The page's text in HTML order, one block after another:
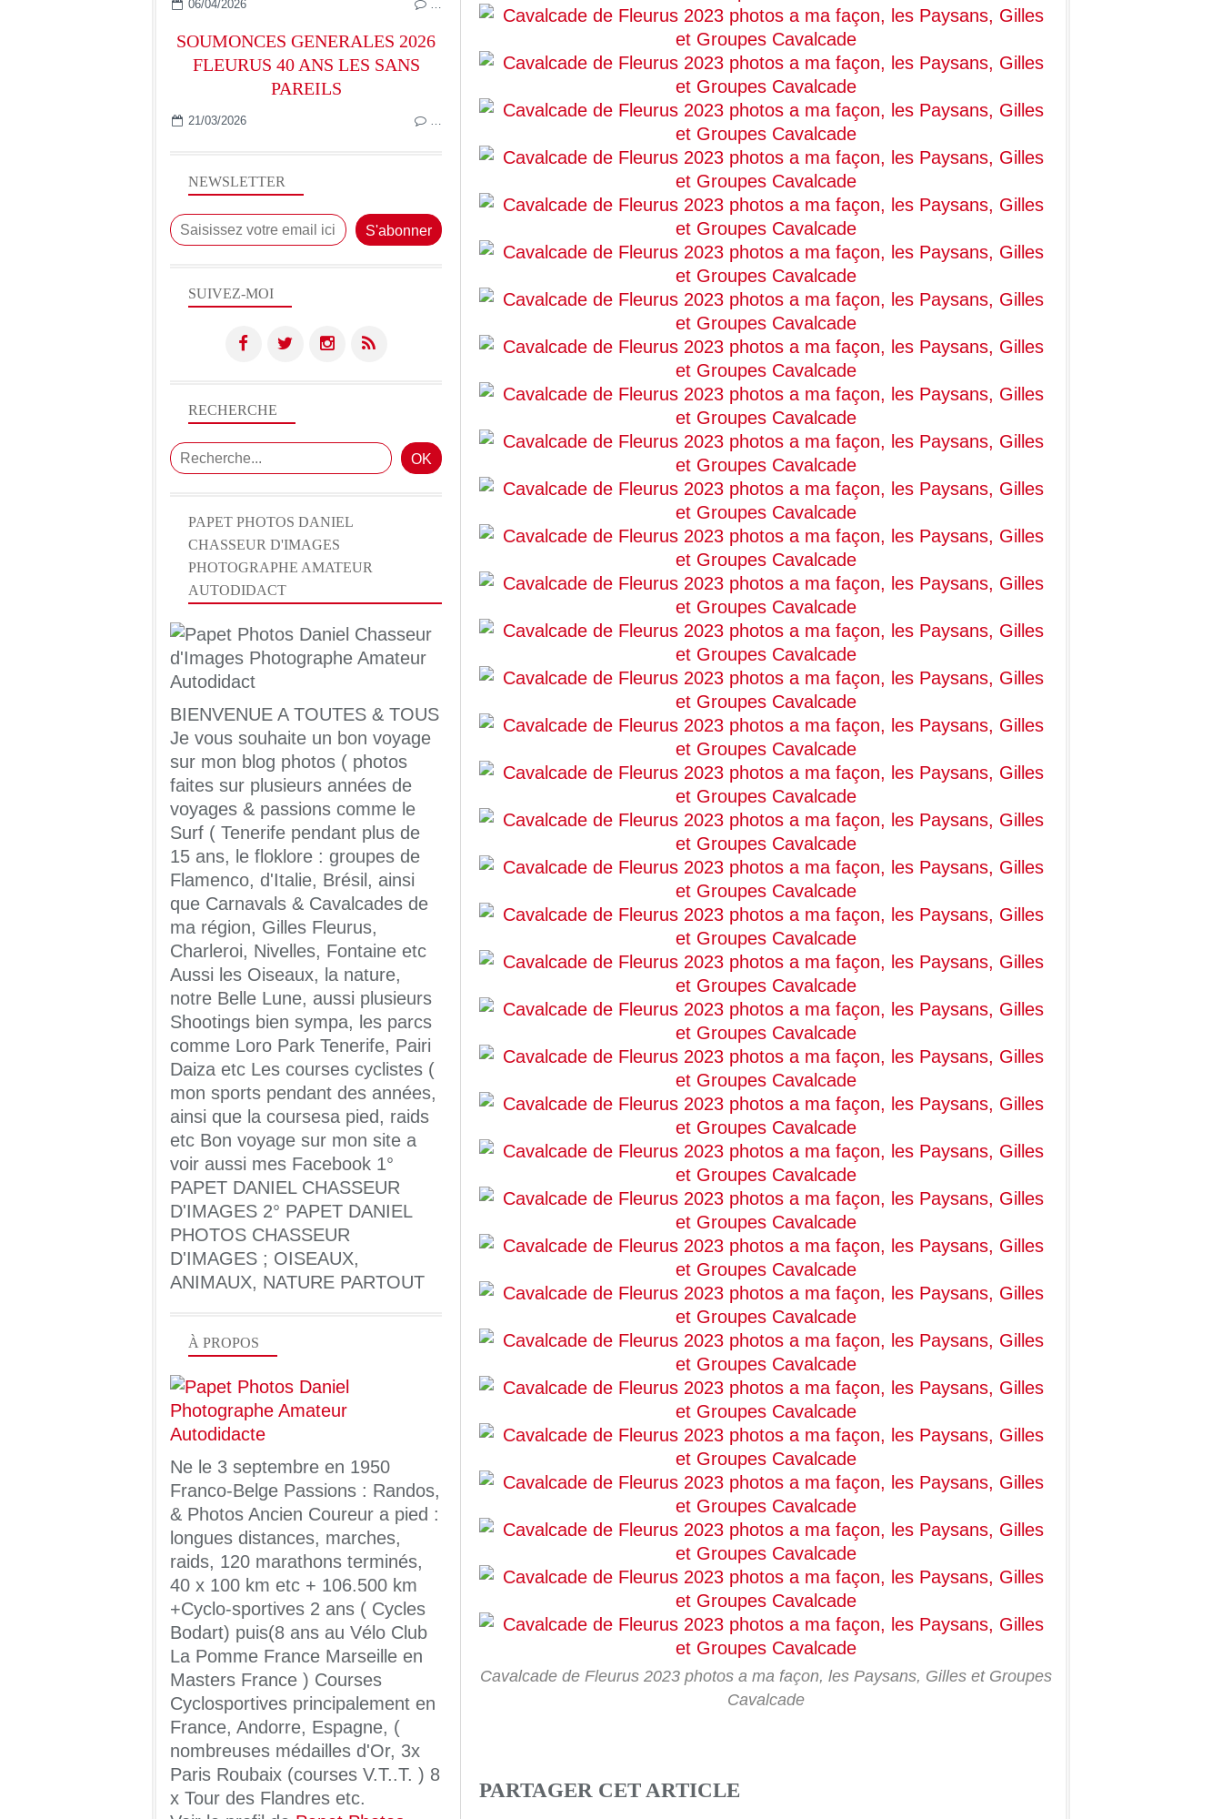
Cavalcade de Fleurus 2023 photos a ma façon, les Paysans, Gilles et Groupes
Cavalcade
PARTAGER CET ARTICLE
NEWSLETTER
SUIVEZ-MOI
RECHERCHE
PAPET PHOTOS DANIEL
CHASSEUR D'IMAGES
PHOTOGRAPHE AMATEUR
AUTODIDACT
BIENVENUE A TOUTES & TOUS
Je vous souhaite un bon voyage
sur mon blog photos ( photos
faites sur plusieurs années de
voyages & passions comme le
Surf ( Tenerife pendant plus de
15 ans, le floklore : groupes de
Flamenco, d'Italie, Brésil, ainsi
que Carnavals & Cavalcades de
ma région, Gilles Fleurus,
Charleroi, Nivelles, Fontaine etc
Aussi les Oiseaux, la nature,
notre Belle Lune, aussi plusieurs
Shootings bien sympa, les parcs
comme Loro Park Tenerife, Pairi
Daiza etc Les courses cyclistes (
mon sports pendant des années,
ainsi que la coursesa pied, raids
etc Bon voyage sur mon site a
voir aussi mes Facebook 1°
PAPET DANIEL CHASSEUR
D'IMAGES 2° PAPET DANIEL
PHOTOS CHASSEUR
D'IMAGES ; OISEAUX,
ANIMAUX, NATURE PARTOUT
À PROPOS
Ne le 3 septembre en 1950
Franco-Belge Passions : Randos,
& Photos Ancien Coureur a pied :
longues distances, marches,
raids, 120 marathons terminés,
40 x 100 km etc + 106.500 km
+Cyclo-sportives 2 ans ( Cycles
Bodart) puis(8 ans au Vélo Club
La Pomme France Marseille en
Masters France ) Courses
Cyclosportives principalement en
France, Andorre, Espagne, (
nombreuses médailles d'Or, 3x
Paris Roubaix (courses V.T..T. ) 8
x Tour des Flandres etc.
06/04/2026 …
SOUMONCES GENERALES 2026
FLEURUS 40 ANS LES SANS
PAREILS
21/03/2026 …